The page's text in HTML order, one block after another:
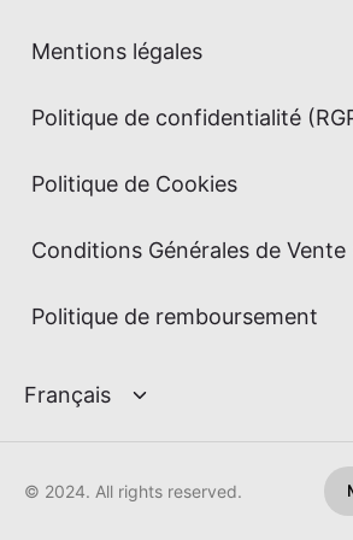
Mentions légales
Politique de confidentialité
Politique de Cookies
Conditions Générales de Vente
Politique de remboursement
© 2024. All rights reserved.